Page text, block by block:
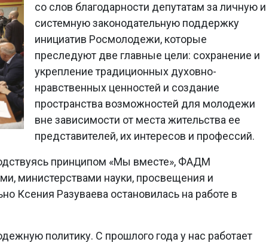
со слов благодарности депутатам за личную и
системную законодательную поддержку
инициатив Росмолодежи, которые
преследуют две главные цели: сохранение и
укрепление традиционных духовно-
нравственных ценностей и создание
пространства возможностей для молодежи
вне зависимости от места жительства ее
представителей, их интересов и профессий.
принципом «Мы вместе», ФАДМ
министерствами науки, просвещения и
Ксения Разуваева остановилась на работе в
политику. С прошлого года у нас работает